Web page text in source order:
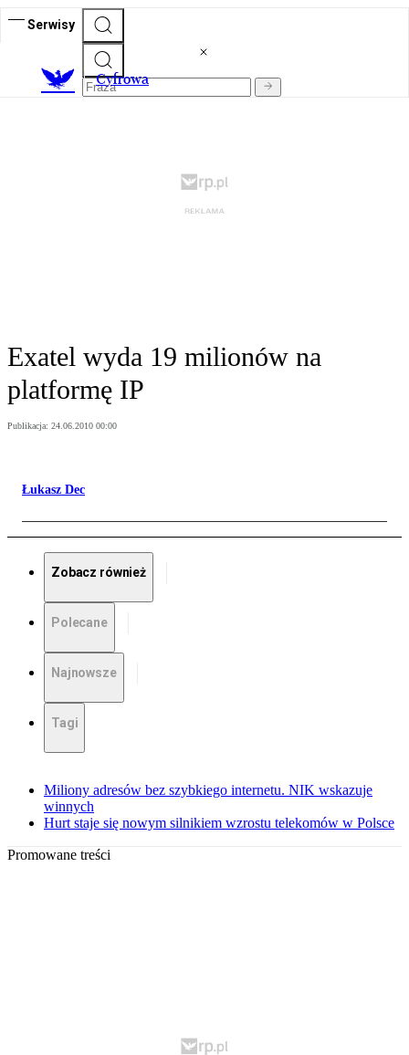
Serwisy
Cyfrowa
Exatel wyda 19 milionów na
platformę IP
Publikacja: 24.06.2010 00:00
Łukasz Dec
Zobacz również
Polecane
Najnowsze
Tagi
Miliony adresów bez szybkiego internetu. NIK wskazuje
winnych
Hurt staje się nowym silnikiem wzrostu telekomów w Polsce
Promowane treści